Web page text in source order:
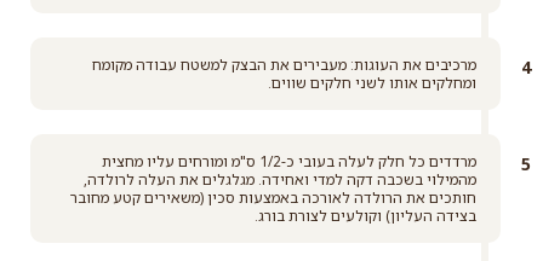
מרכיבים את העוגות: מעבירים את הבצק למשטח עבודה מקומח
ומחלקים אותו לשני חלקים שווים.
מרדדים כל חלק לעלה בעובי כ-1/2 ס"מ ומורחים עליו מחצית
מהמילוי בשכבה דקה למדי ואחידה. מגלגלים את העלה לרולדה,
חותכים את הרולדה לאורכה באמצעות סכין (משאירים קטע מחובר
בצידה העליון) וקולעים לצורת בורג.